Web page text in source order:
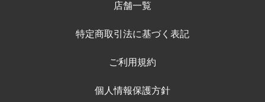
店舗一覧
特定商取引法に基づく表記
ご利用規約
個人情報保護方針